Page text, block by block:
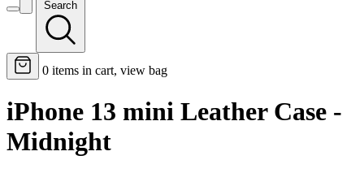
Search
0 items in cart, view bag
iPhone 13 mini Leather Case -
Midnight